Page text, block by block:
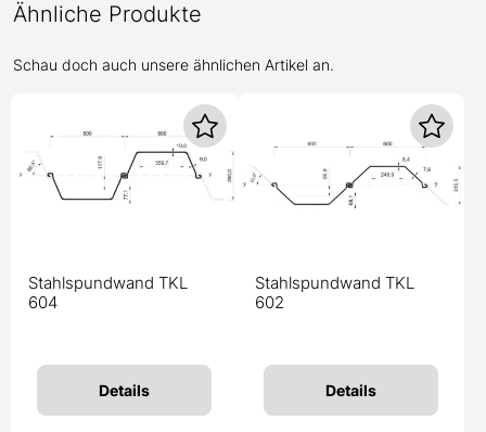
Ähnliche Produkte
Schau doch auch unsere ähnlichen Artikel an.
Stahlspundwand TKL
604
Details
Stahlspundwand TKL
602
Details